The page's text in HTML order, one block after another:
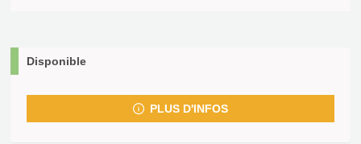
Disponible
PLUS D'INFOS